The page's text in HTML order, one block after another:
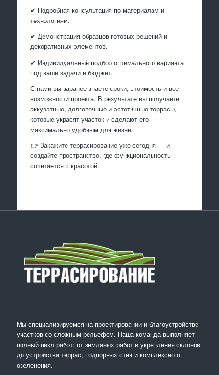
✔ Подробная консультация по материалам и
технологиям.
✔ Демонстрация образцов готовых решений и
декоративных элементов.
✔ Индивидуальный подбор оптимального варианта
под ваши задачи и бюджет.
С нами вы заранее знаете сроки, стоимость и все
возможности проекта. В результате вы получаете
аккуратные, долговечные и эстетичные террасы,
которые украсят участок и сделают его
максимально удобным для жизни.
👉 Закажите террасирование уже сегодня — и
создайте пространство, где функциональность
сочетается с красотой.
Мы специализируемся на проектировании и благоустройстве
участков со сложным рельефом. Наша команда выполняет
полный цикл работ: от земляных работ и укрепления склонов
до устройства террас, подпорных стен и комплексного
озеленения.